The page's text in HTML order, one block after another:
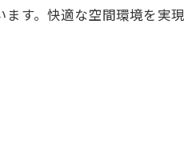
す。快適な空間環境を実